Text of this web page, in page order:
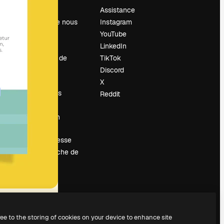
À propos de nous
Tendances de
Événements
Vendre mon
Salle de presse
À la recherche de
Assistance
Instagram
YouTube
LinkedIn
TikTok
Discord
X
Reddit
to the storing of cookies on your device to enhance site